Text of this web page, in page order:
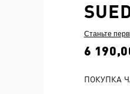
Станьте
6
ПОКУПКА